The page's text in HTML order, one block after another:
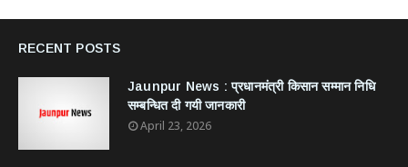
RECENT POSTS
Jaunpur News : ​प्रधानमंत्री किसान सम्मान निधि
सम्बन्धित दी गयी जानकारी
April 23, 2026